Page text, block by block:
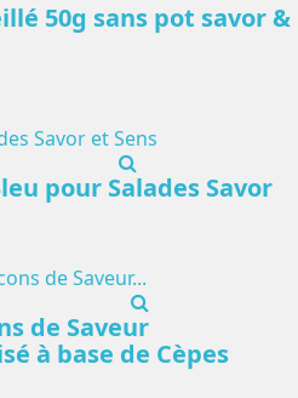
50g sans pot savor &
pour Salades Savor
de Saveur
à base de Cèpes